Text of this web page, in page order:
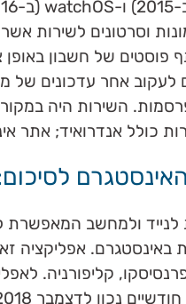
וסרטונים לשירות
פוסטים של חשבון באופן
אחר עדכונים של
כולל אנדרואיד; אתר
ולמחשב המאפשרת